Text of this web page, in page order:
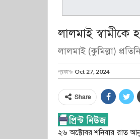
লালমাই স্বামীকে
লালমাই (কুমিল্লা)
প্রকাশঃ Oct 27, 2024
Share
২৬ অক্টোবর শনিবার রাত